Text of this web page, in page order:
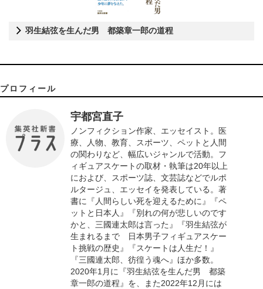
羽生結弦を生んだ男 都築章一郎の道程
プロフィール
宇都宮直子
ノンフィクション作家、エッセイスト。医
療、人物、教育、スポーツ、ペットと人間
の関わりなど、幅広いジャンルで活動。フ
ィギュアスケートの取材・執筆は20年以上
におよび、スポーツ誌、文芸誌などでルポ
ルタージュ、エッセイを発表している。著
書に『人間らしい死を迎えるために』『ペ
ットと日本人』『別れの何が悲しいのです
かと、三國連太郎は言った』『羽生結弦が
生まれるまで 日本男子フィギュアスケー
ト挑戦の歴史』『スケートは人生だ！』
『三國連太郎、彷徨う魂へ』ほか多数。
2020年1月に『羽生結弦を生んだ男 都築
章一郎の道程』を、また2022年12月には